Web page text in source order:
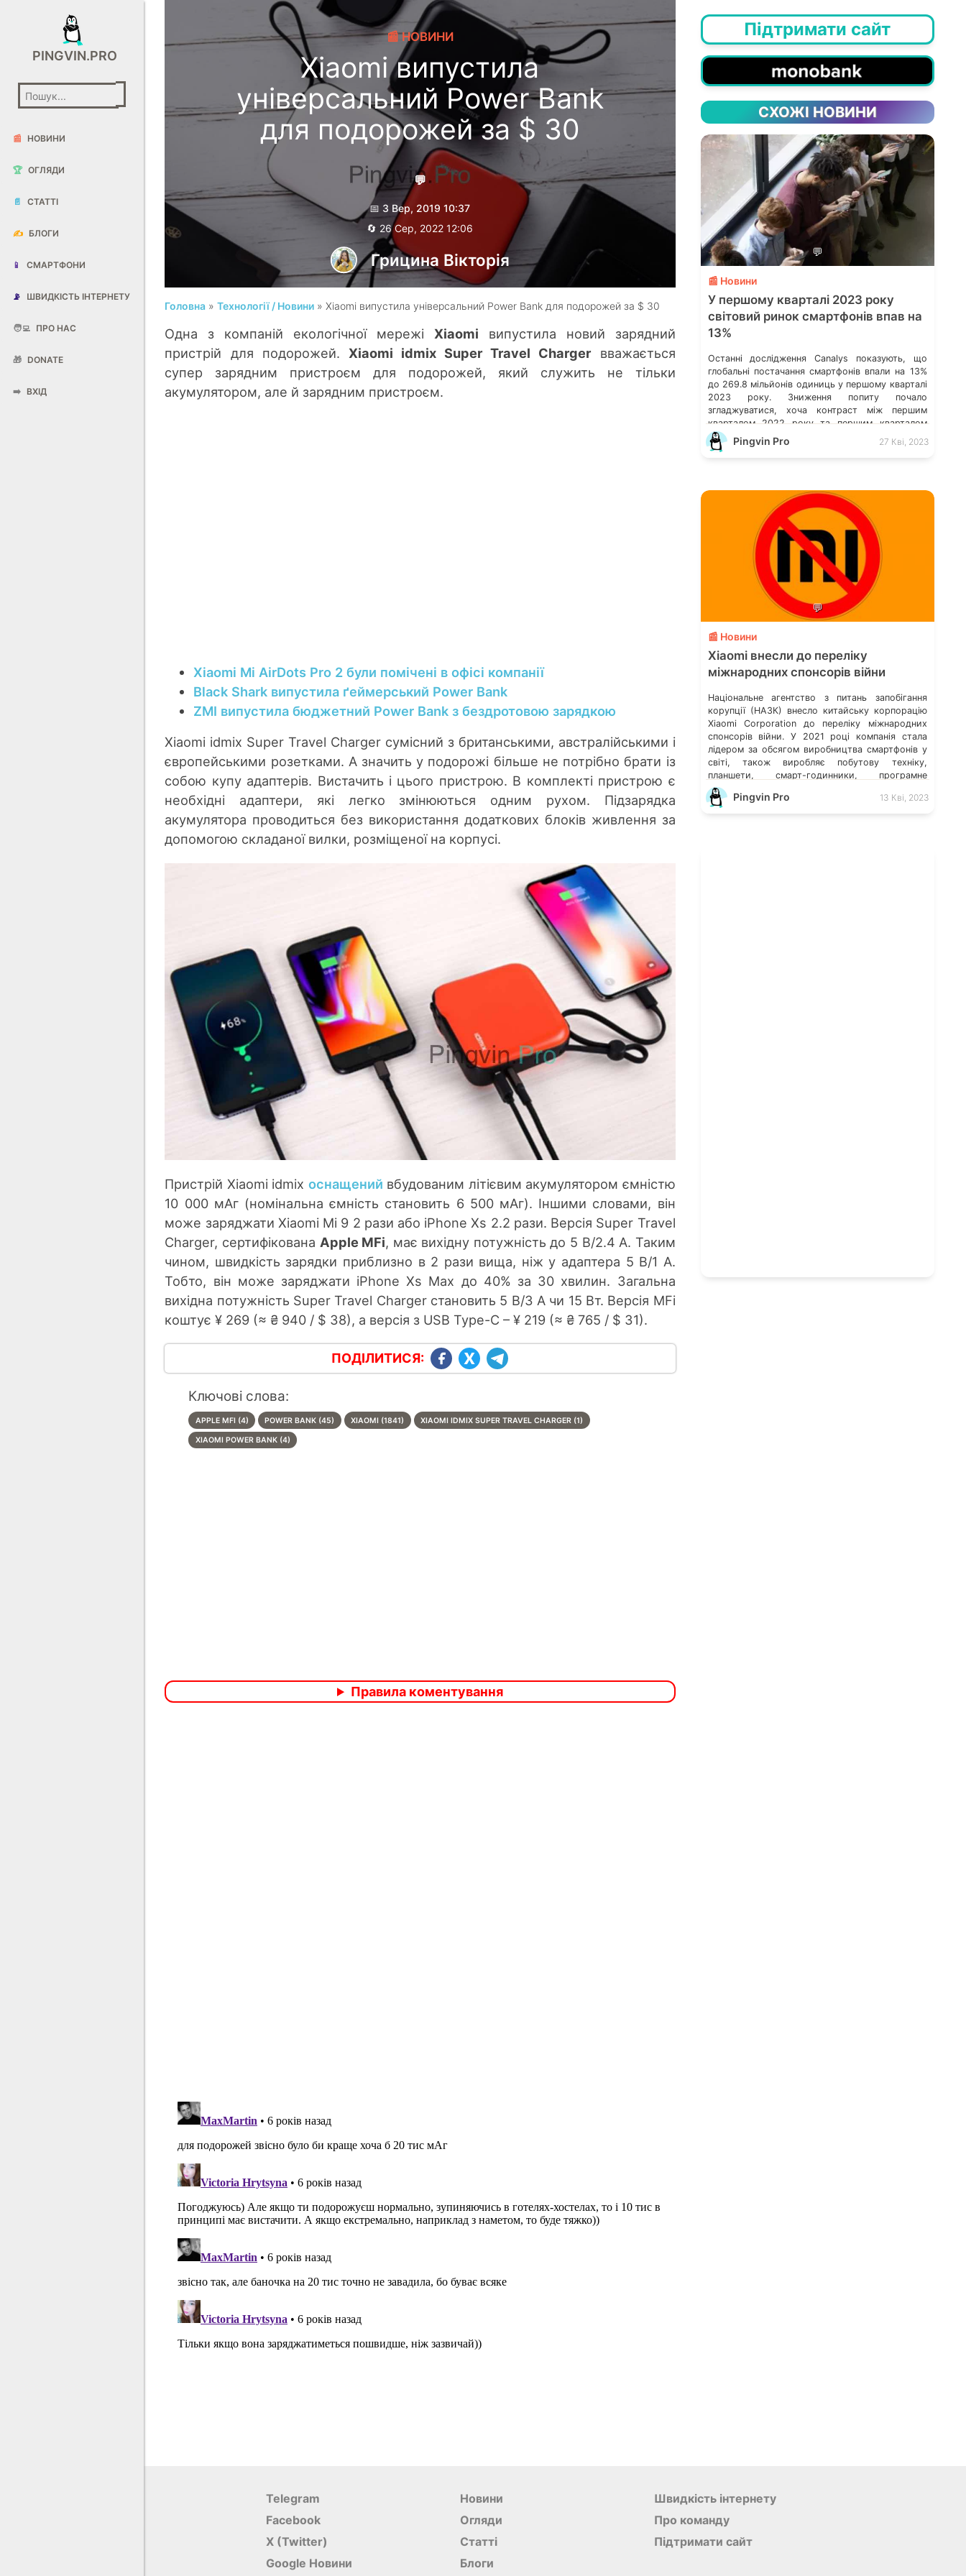
PINGVIN.PRO
📰 НОВИНИ
🏆 ОГЛЯДИ
📄 СТАТТІ
✍️ БЛОГИ
📱 СМАРТФОНИ
📡 ШВИДКІСТЬ ІНТЕРНЕТУ
🧑‍💻 ПРО НАС
🎁 DONATE
➡️ ВХІД
📰 НОВИНИ
Xiaomi випустила
універсальний Power Bank
для подорожей за $ 30
💬
📅 3 Вер, 2019 10:37
🔄 26 Сер, 2022 12:06
Грицина Вікторія
Головна »Технології / Новини » Xiaomi випустила універсальний Power Bank для подорожей за $ 30
Одна з компаній екологічної мережі Xiaomi випустила новий зарядний
пристрій для подорожей. Xiaomi idmix Super Travel Charger вважається
супер зарядним пристроєм для подорожей, який служить не тільки
акумулятором, але й зарядним пристроєм.
Xiaomi Mi AirDots Pro 2 були помічені в офісі компанії
Black Shark випустила ґеймерський Power Bank
ZMI випустила бюджетний Power Bank з бездротовою зарядкою
Xiaomi idmix Super Travel Charger сумісний з британськими, австралійськими і
європейськими розетками. А значить у подорожі більше не потрібно брати із
собою купу адаптерів. Вистачить і цього пристрою. В комплекті пристрою є
необхідні адаптери, які легко змінюються одним рухом. Підзарядка
акумулятора проводиться без використання додаткових блоків живлення за
допомогою складаної вилки, розміщеної на корпусі.
Пристрій Xiaomi idmix оснащений вбудованим літієвим акумулятором ємністю
10 000 мАг (номінальна ємність становить 6 500 мАг). Іншими словами, він
може заряджати Xiaomi Mi 9 2 рази або iPhone Xs 2.2 рази. Версія Super Travel
Charger, сертифікована Apple MFi, має вихідну потужність до 5 В/2.4 А. Таким
чином, швидкість зарядки приблизно в 2 рази вища, ніж у адаптера 5 В/1 А.
Тобто, він може заряджати iPhone Xs Max до 40% за 30 хвилин. Загальна
вихідна потужність Super Travel Charger становить 5 В/3 А чи 15 Вт. Версія MFi
коштує ¥ 269 (≈ ₴ 940 / $ 38), а версія з USB Type-C – ¥ 219 (≈ ₴ 765 / $ 31).
ПОДІЛИТИСЯ:
Ключові слова:
APPLE MFI (4) POWER BANK (45) XIAOMI (1841) XIAOMI IDMIX SUPER TRAVEL CHARGER (1)
XIAOMI POWER BANK (4)
Правила коментування
Підтримати сайт
СХОЖІ НОВИНИ
💬
📰 Новини
У першому кварталі 2023 року
світовий ринок смартфонів впав на
13%
Останні дослідження Canalys показують, що
глобальні постачання смартфонів впали на 13%
до 269.8 мільйонів одиниць у першому кварталі
2023 року. Зниження попиту почало
згладжуватися, хоча контраст між першим
кварталом 2022 року та першим кварталом
2023 року все ще помітний. Дослідження
Canalys: світове постачання смартфонів за 4-ий
Pingvin Pro 27 Кві, 2023
💬
📰 Новини
Xiaomi внесли до переліку
міжнародних спонсорів війни
Національне агентство з питань запобігання
корупції (НАЗК) внесло китайську корпорацію
Xiaomi Corporation до переліку міжнародних
спонсорів війни. У 2021 році компанія стала
лідером за обсягом виробництва смартфонів у
світі, також виробляє побутову техніку,
планшети, смарт-годинники, програмне
забезпечення, електросамокати,
електровелосипеди та багато іншого. Ілон Маск
Pingvin Pro 13 Кві, 2023
Telegram
Facebook
X (Twitter)
Google Новини
Новини
Огляди
Статті
Блоги
Швидкість інтернету
Про команду
Підтримати сайт